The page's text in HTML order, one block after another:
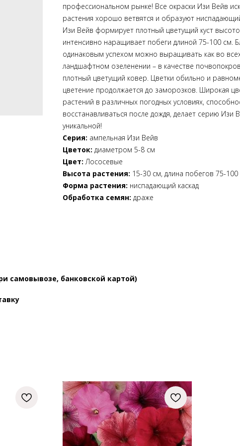
профессиональном рынке! Все окраски Изи Вейв
растения хорошо ветвятся и образуют
Изи Вейв формирует плотный цветущий куст
интенсивно наращивает побеги длиной 75-100 см.
одинаковым успехом можно выращивать как во
ландшафтном озеленении – в качестве
плотный цветущий ковер. Цветки обильно и
цветение продолжается до заморозков. Широкая
растений в различных погодных условиях,
восстанавливаться после дождя, делает серию Изи
уникальной!
Серия: ампельная Изи Вейв
Цветок: диаметром 5-8 см
Цвет: Лососевые
Высота растения: 15-30 см, длина побегов 75-100
Форма растения: ниспадающий каскад
Обработка семян: драже
самовывозе, банковской картой)